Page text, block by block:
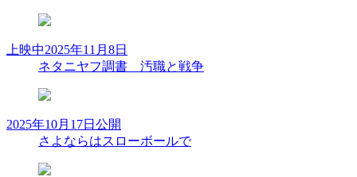
上映中2025年11月8日
ネタニヤフ調書 汚職と戦争
2025年10月17日公開
さよならはスローボールで